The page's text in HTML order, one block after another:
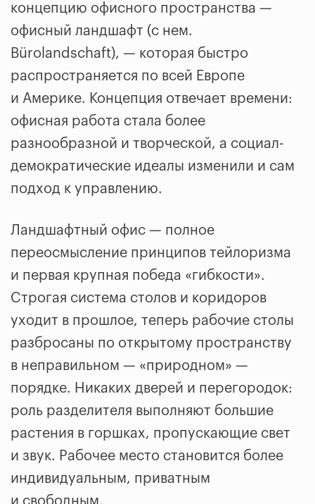
концепцию офисного пространства —
офисный ландшафт (с нем.
Bürolandschaft), — которая быстро
распространяется по всей Европе
и Америке. Концепция отвечает времени:
офисная работа стала более
разнообразной и творческой, а социал-
демократические идеалы изменили и сам
подход к управлению.
Ландшафтный офис — полное
переосмысление принципов тейлоризма
и первая крупная победа «гибкости».
Строгая система столов и коридоров
уходит в прошлое, теперь рабочие столы
разбросаны по открытому пространству
в неправильном — «природном» —
порядке. Никаких дверей и перегородок:
роль разделителя выполняют большие
растения в горшках, пропускающие свет
и звук. Рабочее место становится более
индивидуальным, приватным